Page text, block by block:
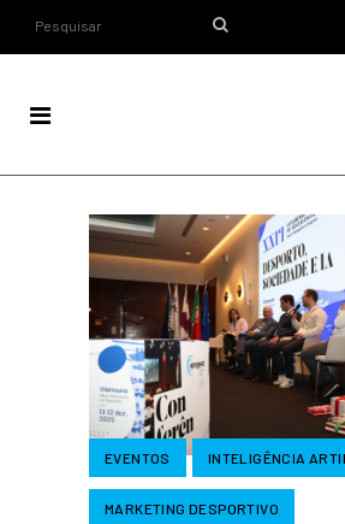
EVENTOS INTELIGÊNCIA
MARKETING DESPORTIVO